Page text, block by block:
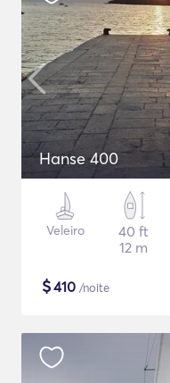
Hanse 400
Veleiro
40 ft
12 m
$410 /noite